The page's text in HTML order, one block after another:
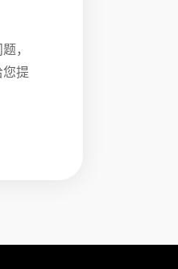
，
提